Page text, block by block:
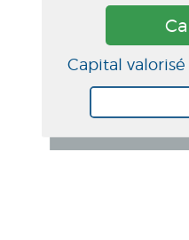
Capital